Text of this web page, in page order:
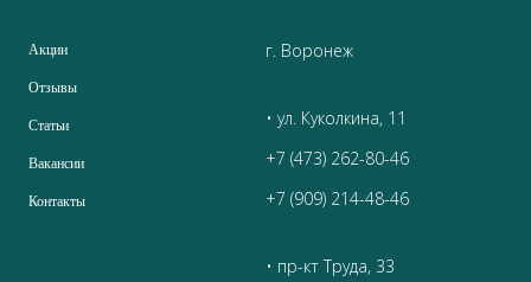
Акции
Отзывы
Статьи
Вакансии
Контакты
г. Воронеж
• ул. Куколкина, 11
+7 (473) 262-80-46
+7 (909) 214-48-46
• пр-кт Труда, 33